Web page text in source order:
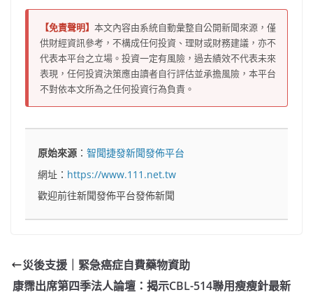
【免責聲明】 本文內容由系統自動彙整自公開新聞來源，僅
供財經資訊參考，不構成任何投資、理財或財務建議，亦不
代表本平台之立場。投資一定有風險，過去績效不代表未來
表現，任何投資決策應由讀者自行評估並承擔風險，本平台
不對依本文所為之任何投資行為負責。
原始來源 ：智聞捷發新聞發佈平台
網址： https://www.111.net.tw
歡迎前往新聞發佈平台發佈新聞
災後支援｜緊急癌症自費藥物資助
康霈出席第四季法人論壇：揭示CBL-514聯用瘦瘦針最新